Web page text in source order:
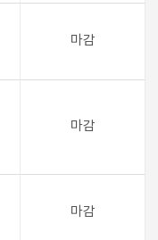
마감
마감
마감